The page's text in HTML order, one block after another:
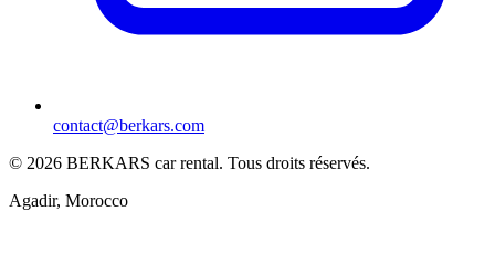
contact@berkars.com
© 2026 BERKARS car rental. Tous droits réservés.
Agadir, Morocco